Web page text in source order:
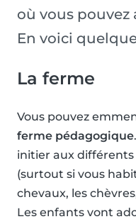
où vous pouvez
En voici
La ferme
Vous pouvez
ferme pédagogique
initier aux
(surtout si vous
chevaux, les
Les enfants vont